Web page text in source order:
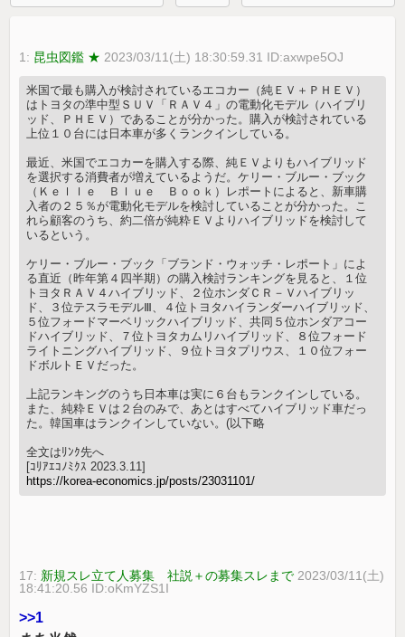
1: 昆虫図鑑 ★ 2023/03/11(土) 18:30:59.31 ID:axwpe5OJ
米国で最も購入が検討されているエコカー（純ＥＶ＋ＰＨＥＶ）
はトヨタの準中型ＳＵＶ「ＲＡＶ４」の電動化モデル（ハイブリ
ッド、ＰＨＥＶ）であることが分かった。購入が検討されている
上位１０台には日本車が多くランクインしている。
最近、米国でエコカーを購入する際、純ＥＶよりもハイブリッド
を選択する消費者が増えているようだ。ケリー・ブルー・ブック
（Ｋｅｌｌｅ Ｂｌｕｅ Ｂｏｏｋ）レポートによると、新車購
入者の２５％が電動化モデルを検討していることが分かった。こ
れら顧客のうち、約二倍が純粋ＥＶよりハイブリッドを検討して
いるという。
ケリー・ブルー・ブック「ブランド・ウォッチ・レポート」によ
る直近（昨年第４四半期）の購入検討ランキングを見ると、１位
トヨタＲＡＶ４ハイブリッド、２位ホンダＣＲ－Ｖハイブリッ
ド、３位テスラモデルⅢ、４位トヨタハイランダーハイブリッド、
５位フォードマーベリックハイブリッド、共同５位ホンダアコー
ドハイブリッド、７位トヨタカムリハイブリッド、８位フォード
ライトニングハイブリッド、９位トヨタプリウス、１０位フォー
ドボルトＥＶだった。
上記ランキングのうち日本車は実に６台もランクインしている。
また、純粋ＥＶは２台のみで、あとはすべてハイブリッド車だっ
た。韓国車はランクインしていない。(以下略
全文はﾘﾝｸ先へ
[ｺﾘｱｴｺﾉﾐｸｽ 2023.3.11]
https://korea-economics.jp/posts/23031101/
17: 新規スレ立て人募集 社説＋の募集スレまで 2023/03/11(土)
18:41:20.56 ID:oKmYZS1I
>>1